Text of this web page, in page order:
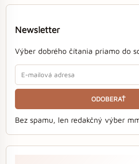
Newsletter
Výber dobrého čítania priamo do
ODOBERAŤ
Bez spamu, len redakčný výber